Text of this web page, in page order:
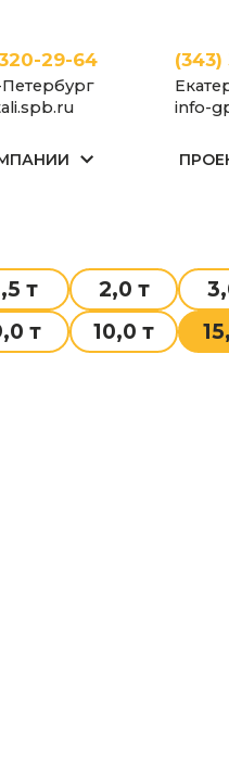
29-64
info-
т 2,0 т
т 10,0 т